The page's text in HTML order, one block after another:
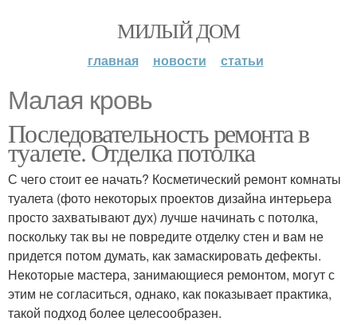
МИЛЫЙ ДОМ
главная новости статьи
Малая кровь
Последовательность ремонта в
туалете. Отделка потолка
С чего стоит ее начать? Косметический ремонт комнаты
туалета (фото некоторых проектов дизайна интерьера
просто захватывают дух) лучше начинать с потолка,
поскольку так вы не повредите отделку стен и вам не
придется потом думать, как замаскировать дефекты.
Некоторые мастера, занимающиеся ремонтом, могут с
этим не согласиться, однако, как показывает практика,
такой подход более целесообразен.